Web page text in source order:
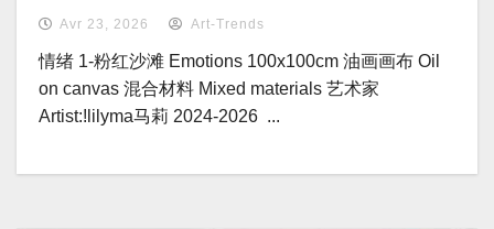
Avr 23, 2026 Art-Trends
情绪 1-粉红沙滩 Emotions 100x100cm 油画画布 Oil
on canvas 混合材料 Mixed materials 艺术家
Artist:!lilyma马莉 2024-2026 ...